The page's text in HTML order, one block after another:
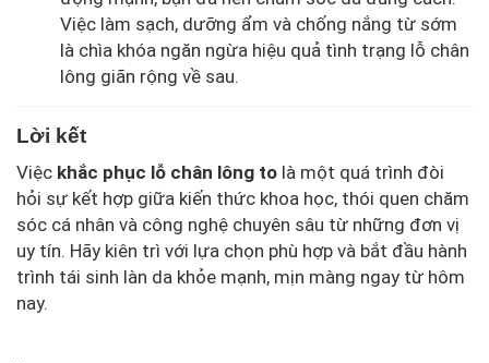
Việc làm sạch, dưỡng ẩm và chống nắng từ sớm
là chìa khóa ngăn ngừa hiệu quả tình trạng lỗ chân
lông giãn rộng về sau.
Lời kết
Việc khắc phục lỗ chân lông to là một quá trình đòi
hỏi sự kết hợp giữa kiến thức khoa học, thói quen chăm
sóc cá nhân và công nghệ chuyên sâu từ những đơn vị
uy tín. Hãy kiên trì với lựa chọn phù hợp và bắt đầu hành
trình tái sinh làn da khỏe mạnh, mịn màng ngay từ hôm
nay.